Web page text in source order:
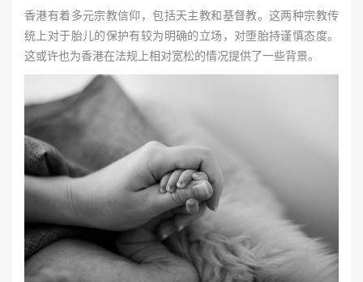
香港有着多元宗教信仰，包括天主教和基督教。这两种宗教传
统上对于胎儿的保护有较为明确的立场，对堕胎持谨慎态度。
这或许也为香港在法规上相对宽松的情况提供了一些背景。